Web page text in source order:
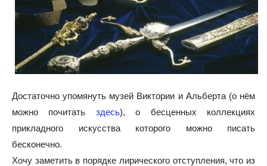
Достаточно упомянуть музей Виктории и Альберта (о нём
можно почитать здесь), о бесценных коллекциях
прикладного искусства которого можно писать
бесконечно.
Хочу заметить в порядке лирического отступления, что из